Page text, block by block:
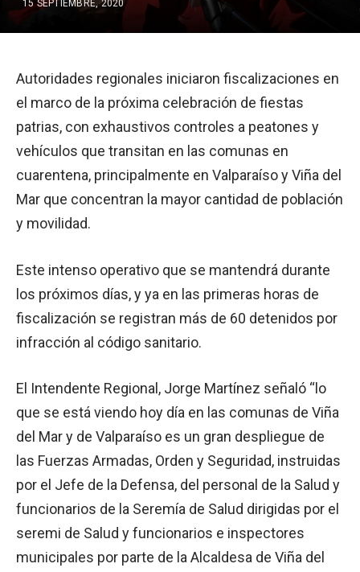
15 SEPTIEMBRE, 2020
Autoridades regionales iniciaron fiscalizaciones en
el marco de la próxima celebración de fiestas
patrias, con exhaustivos controles a peatones y
vehículos que transitan en las comunas en
cuarentena, principalmente en Valparaíso y Viña del
Mar que concentran la mayor cantidad de población
y movilidad.
Este intenso operativo que se mantendrá durante
los próximos días, y ya en las primeras horas de
fiscalización se registran más de 60 detenidos por
infracción al código sanitario.
El Intendente Regional, Jorge Martínez señaló “lo
que se está viendo hoy día en las comunas de Viña
del Mar y de Valparaíso es un gran despliegue de
las Fuerzas Armadas, Orden y Seguridad, instruidas
por el Jefe de la Defensa, del personal de la Salud y
funcionarios de la Seremía de Salud dirigidas por el
seremi de Salud y funcionarios e inspectores
municipales por parte de la Alcaldesa de Viña del